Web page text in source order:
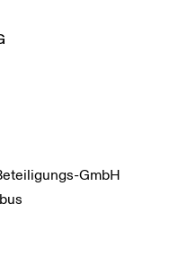
GmbH